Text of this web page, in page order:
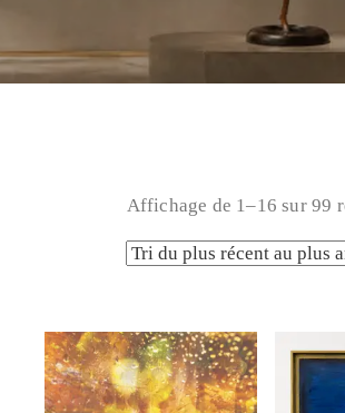
Affichage de 1–16 sur 99